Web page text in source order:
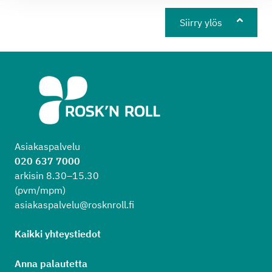
Siirry ylös
Asiakaspalvelu
020 637 7000
arkisin 8.30–15.30
(pvm/mpm)
asiakaspalvelu@rosknroll.fi
Kaikki yhteystiedot
Anna palautetta